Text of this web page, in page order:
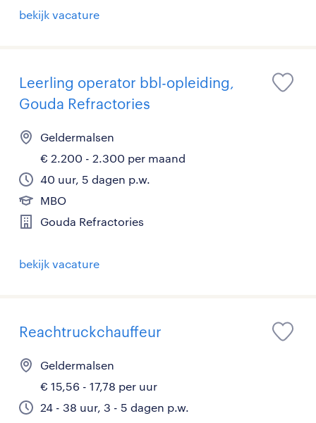
bekijk vacature
Leerling operator bbl-opleiding,
Gouda Refractories
Geldermalsen
€ 2.200 - 2.300 per maand
40 uur, 5 dagen p.w.
MBO
Gouda Refractories
bekijk vacature
Reachtruckchauffeur
Geldermalsen
€ 15,56 - 17,78 per uur
24 - 38 uur, 3 - 5 dagen p.w.